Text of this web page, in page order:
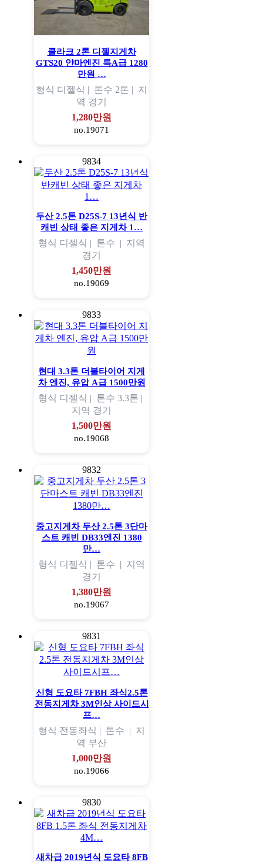
클라크 2톤 디젤지게차
GTS20 얀마엔진 특A급 1280
만원 …
형식 디젤식 | 톤수 2톤 | 지
역 경기
1,280만원
no.19071
9834
두산 2.5톤 D25S-7 13년식 반
캐빈 상태 좋은 지게차 1…
형식 디젤식 | 톤수 | 지역
경기
1,450만원
no.19069
9833
현대 3.3톤 더블타이어 지게
차 엔진, 유압 A급 1500만원
형식 디젤식 | 톤수 3.3톤 |
지역 경기
1,500만원
no.19068
9832
중고지게차 두산 2.5톤 3단마
스트 캐빈 DB33엔진 1380
만…
형식 디젤식 | 톤수 | 지역
경기
1,380만원
no.19067
9831
신형 도요타 7FBH 좌식2.5톤
전동지게차 3M인상 사이드시
프…
형식 전동좌식 | 톤수 | 지
역 부산
1,000만원
no.19066
9830
새차급 2019년식 도요타 8FB